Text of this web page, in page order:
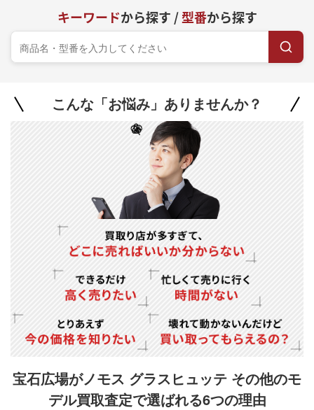
キーワードから探す /型番から探す
こんな「お悩み」ありませんか？
宝石広場がノモス グラスヒュッテ その他のモ
デル買取査定で選ばれる6つの理由